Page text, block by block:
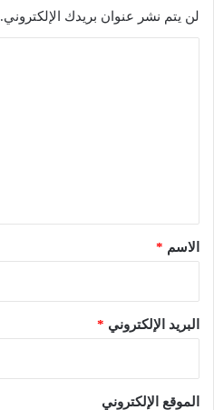
لن يتم نشر عنوان بريدك الإلكتروني.
*الاسم *
البريد الإلكتروني *
الموقع الإلكتروني